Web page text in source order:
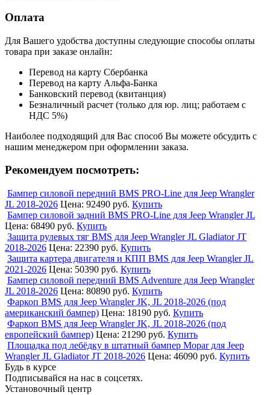
Оплата
Для Вашего удобства доступны следующие способы оплаты
товара при заказе онлайн:
Перевод на карту Сбербанка
Перевод на карту Альфа-Банка
Банковский перевод (квитанция)
Безналичный расчет (только для юр. лиц; работаем с
НДС 5%)
Наиболее подходящий для Вас способ Вы можете обсудить с
нашим менеджером при оформлении заказа.
Рекомендуем посмотреть:
Бампер силовой передний BMS PRO-Line для Jeep Wrangler
JL 2018-2026 Цена: 92490 руб. Купить
Бампер силовой задний BMS PRO-Line для Jeep Wrangler JL
Цена: 68490 руб. Купить
Защита рулевых тяг BMS для Jeep Wrangler JL Gladiator JT
2018-2026 Цена: 22390 руб. Купить
Защита картера двигателя и КПП BMS для Jeep Wrangler JL
2021-2026 Цена: 50390 руб. Купить
Бампер силовой передний BMS Adventure для Jeep Wrangler
JL 2018-2026 Цена: 80890 руб. Купить
Фаркоп BMS для Jeep Wrangler JK, JL 2018-2026 (под
американский бампер) Цена: 18190 руб. Купить
Фаркоп BMS для Jeep Wrangler JK, JL 2018-2026 (под
европейский бампер) Цена: 21290 руб. Купить
Площадка под лебёдку в штатный бампер Mopar для Jeep
Wrangler JL Gladiator JT 2018-2026 Цена: 46090 руб. Купить
Будь в курсе
Подписывайся на нас в соцсетях.
Установочный центр